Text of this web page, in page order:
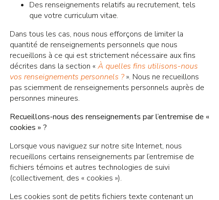
Des renseignements relatifs au recrutement, tels
que votre curriculum vitae.
Dans tous les cas, nous nous efforçons de limiter la
quantité de renseignements personnels que nous
recueillons à ce qui est strictement nécessaire aux fins
décrites dans la section « À quelles fins utilisons-nous
vos renseignements personnels ?». Nous ne recueillons
pas sciemment de renseignements personnels auprès de
personnes mineures.
Recueillons-nous des renseignements par l’entremise de «
cookies » ?
Lorsque vous naviguez sur notre site Internet, nous
recueillons certains renseignements par l’entremise de
fichiers témoins et autres technologies de suivi
(collectivement, des « cookies »).
Les cookies sont de petits fichiers texte contenant un